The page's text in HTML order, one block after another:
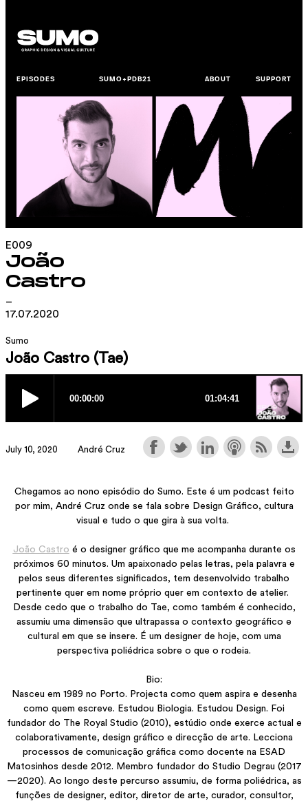
EPISODES SUMO+PDB21 ABOUT SUPPORT
E009
João
Castro
17.07.2020
Sumo
João Castro (Tae)
July 10, 2020 André Cruz
feito por mim, André Cruz onde se fala sobre Design
Gráfico, cultura visual e tudo o que gira à sua volta.
João Castro é o designer gráfico que me acompanha
letras, pela palavra e pelos seus diferentes significados,
tem desenvolvido trabalho pertinente quer em nome
próprio quer em contexto de atelier.
Desde cedo que o trabalho do Tae, como também é
conhecido, assumiu uma dimensão que ultrapassa o
contexto geográfico e cultural em que se insere. É um
designer de hoje, com uma perspectiva poliédrica sobre o
que o rodeia.
Chegamos ao nono episódio do Sumo. Este é um podcast feito
por mim, André Cruz onde se fala sobre Design Gráfico, cultura
visual e tudo o que gira à sua volta.
João Castro é o designer gráfico que me acompanha durante os
próximos 60 minutos. Um apaixonado pelas letras, pela palavra e
pelos seus diferentes significados, tem desenvolvido trabalho
pertinente quer em nome próprio quer em contexto de atelier.
Desde cedo que o trabalho do Tae, como também é conhecido,
assumiu uma dimensão que ultrapassa o contexto geográfico e
cultural em que se insere. É um designer de hoje, com uma
perspectiva poliédrica sobre o que o rodeia.
Bio:
Nasceu em 1989 no Porto. Projecta como quem aspira e desenha
como quem escreve. Estudou Biologia. Estudou Design. Foi
fundador do The Royal Studio (2010), estúdio onde exerce actual e
colaborativamente, design gráfico e direcção de arte. Lecciona
processos de comunicação gráfica como docente na ESAD
Matosinhos desde 2012. Membro fundador do Studio Degrau (2017
—2020). Ao longo deste percurso assumiu, de forma poliédrica, as
funções de designer, editor, diretor de arte, curador, consultor,